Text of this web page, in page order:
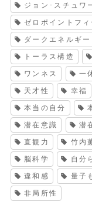
ジョン･スチュワ
ゼロポイントフィ
ダークエネルギー
トーラス構造
ワンネス 一
天才性 幸福
本当の自分
潜在意識 潜
直観力 竹内
脳科学 自分
違和感 量子
非局所性